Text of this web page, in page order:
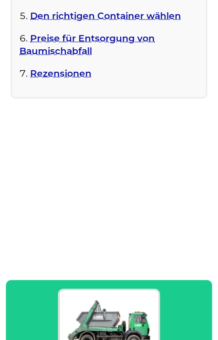
Den richtigen Container wählen
Preise für Entsorgung von
Baumischabfall
Rezensionen